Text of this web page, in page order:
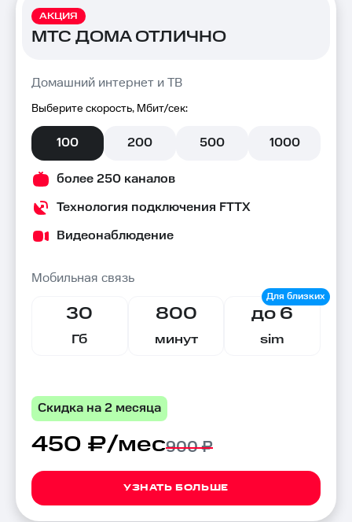
АКЦИЯ
МТС ДОМА ОТЛИЧНО
Домашний интернет и ТВ
Выберите скорость, Мбит/сек:
100 200 500 1000
более 250 каналов
Технология подключения FTTX
Видеонаблюдение
Мобильная связь
30
Гб
800
минут
до 6
sim
Скидка на 2 месяца
450 ₽/мес900 ₽
УЗНАТЬ БОЛЬШЕ